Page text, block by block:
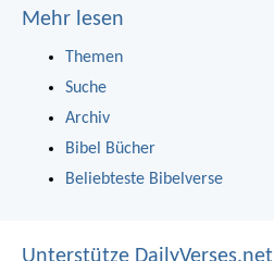
Mehr lesen
Themen
Suche
Archiv
Bibel Bücher
Beliebteste Bibelverse
Unterstütze DailyVerses.net